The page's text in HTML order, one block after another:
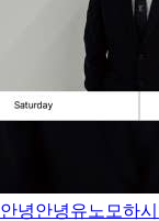
안녕안녕유노 모하